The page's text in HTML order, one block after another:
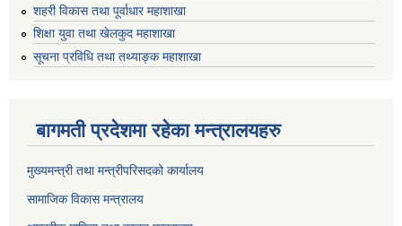
शहरी विकास तथा पूर्वाधार महाशाखा
शिक्षा युवा तथा खेलकुद महाशाखा
सूचना प्रविधि तथा तथ्याङ्क महाशाखा
बागमती प्रदेशमा रहेका मन्त्रालयहरु
मुख्यमन्त्री तथा मन्त्रीपरिसदको कार्यालय
सामाजिक विकास मन्त्रालय